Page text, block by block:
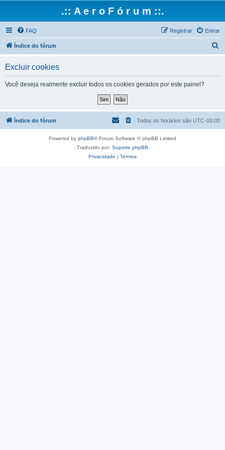
.:: A e r o F ó r u m ::.
FAQ Entrar
Registrar
Índice do fórum
a
Excluir cookies
Você deseja realmente excluir todos os cookies gerados por este painel?
Índice do fórum Todos os horários são UTC-03:00
Powered by phpBB® Forum Software © phpBB Limited
Traduzido por: Suporte phpBB
Privacidade | Termos